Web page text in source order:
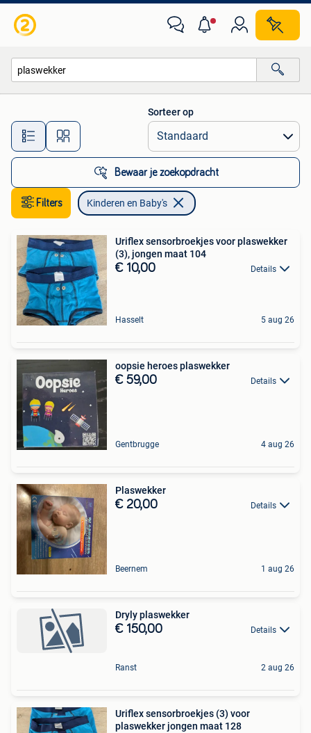
Alle afstanden…
Sorteer op
Bewaar je zoekopdracht
Filters Kinderen en Baby's
Uriflex sensorbroekjes voor plaswekker
(3), jongen maat 104
€ 10,00 Details
Hasselt 5 aug 26
oopsie heroes plaswekker
€ 59,00 Details
Gentbrugge 4 aug 26
Plaswekker
€ 20,00 Details
Beernem 1 aug 26
Dryly plaswekker
€ 150,00 Details
Ranst 2 aug 26
Uriflex sensorbroekjes (3) voor
plaswekker jongen maat 128